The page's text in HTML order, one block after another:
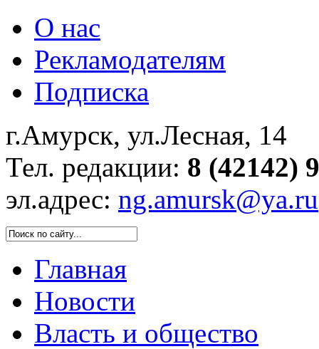
О нас
Рекламодателям
Подписка
г.Амурск, ул.Лесная, 14
Тел. редакции: 8 (42142)
эл.адрес: ng.amursk@ya.ru
Главная
Новости
Власть и общество